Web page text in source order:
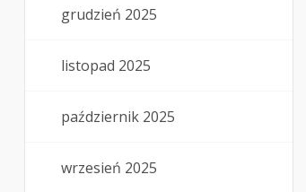
grudzień 2025
listopad 2025
październik 2025
wrzesień 2025